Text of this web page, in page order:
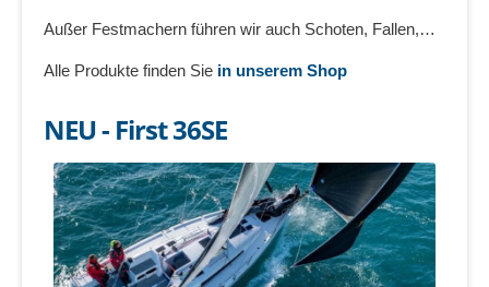
Außer Festmachern führen wir auch Schoten, Fallen,…
Alle Produkte finden Sie in unserem Shop
NEU - First 36SE